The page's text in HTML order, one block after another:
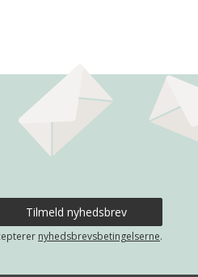
nyhedsbrevsbetingelserne.